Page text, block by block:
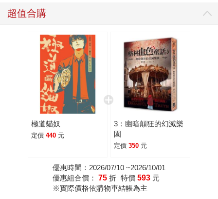
超值合購
極道貓奴
定價 440 元
3：幽暗顛狂的幻滅樂
園
定價 350 元
優惠時間：2026/07/10 ~2026/10/01
優惠組合價： 75 折 特價 593 元
※實際價格依購物車結帳為主